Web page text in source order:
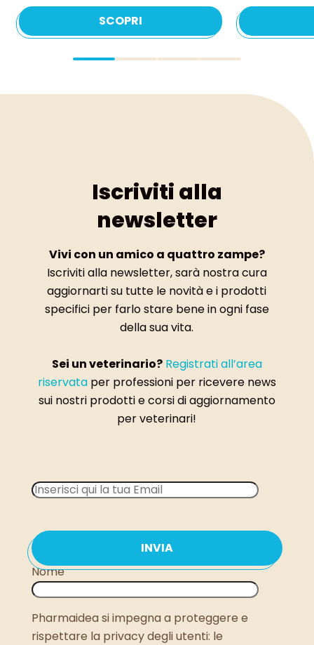
SCOPRI
Iscriviti alla
newsletter
Vivi con un amico a quattro zampe?
Iscriviti alla newsletter, sarà nostra cura
aggiornarti su tutte le novità e i prodotti
specifici per farlo stare bene in ogni fase
della sua vita.
Sei un veterinario? Registrati all’area
riservataper professioni per ricevere news
sui nostri prodotti e corsi di aggiornamento
per veterinari!
Nome
Pharmaidea si impegna a proteggere e
rispettare la privacy degli utenti: le